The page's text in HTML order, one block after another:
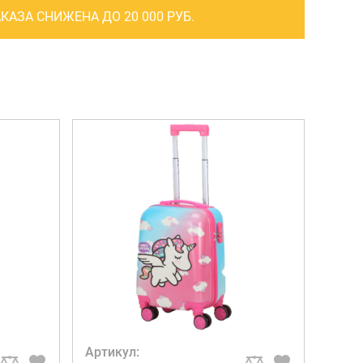
Сумки поясные
Сумки пляжные
Сумки для ноутбуков
Сумки-тележки хозяйственные
Сумки-рюкзаки на колёсах
Сумки детские
Рюкзаки
СНИЖЕНА ДО 20 000 РУБ.
Артикул: